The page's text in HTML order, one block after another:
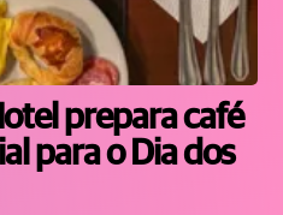
prepara café
para o Dia dos